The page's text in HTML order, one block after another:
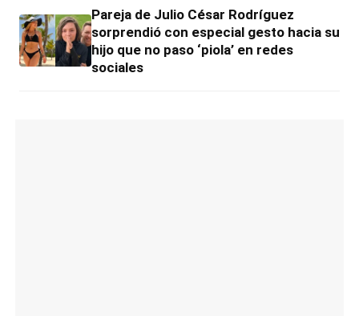
Pareja de Julio César Rodríguez
sorprendió con especial gesto hacia su
hijo que no paso ‘piola’ en redes
sociales